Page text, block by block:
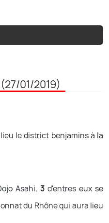
01/2019)
le district benjamins à la
Asahi,3d'entres eux se
du Rhône qui aura lieu